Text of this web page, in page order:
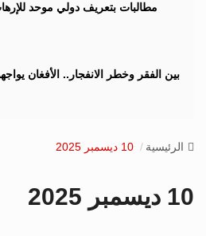
مطالبات بتعريف دولي موحد
بين الفقر وخطر الانفجار.. الأفغان
الرئيسية 10 ديسمبر 2025
10 ديسمبر 2025